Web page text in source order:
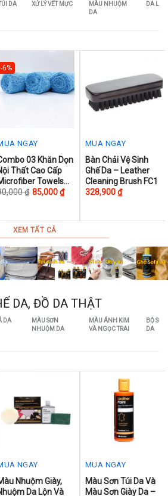
DA XỬ LÝ VẾT MỰC
MÀU NHUỘM
DA
DA LỘN
-6%
NGAY
on
the
03 Khăn Dọn
Thất Cao Cấp
Towels
₫ 85,000₫
MUA NGAY
Bàn Chải Vệ Sinh
Ghế Da – Leather
Cleaning Brush FC1
328,900₫
XEM TẤT CẢ
DA, ĐỒ DA THẬT
DA
MÀU SƠN
NHUỘM DA
MÀU ÁNH KIM
VÀ NGỌC TRAI
BỘ
DA
NGAY
Nhuộm Giày,
Da Lộn Và
MUA NGAY
This
Màu Sơn Túi Da Và
Màu Sơn Giày Da –